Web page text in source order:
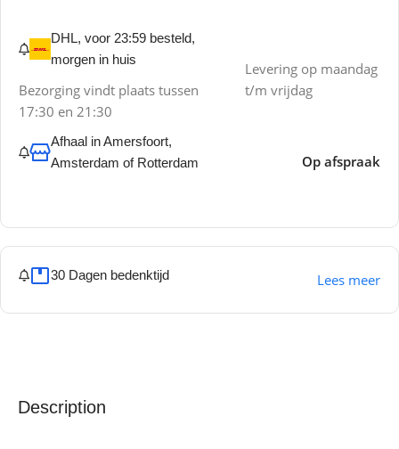
DHL, voor 23:59 besteld,
morgen in huis
Bezorging vindt plaats tussen
17:30 en 21:30
Levering op maandag
t/m vrijdag
Afhaal in Amersfoort,
Amsterdam of Rotterdam
Op afspraak
30 Dagen bedenktijd Lees meer
Description